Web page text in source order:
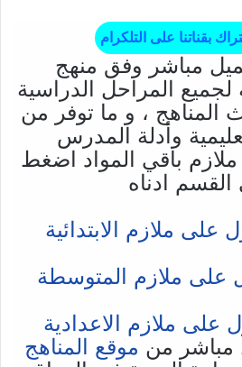
بقناتنا على التلكرام
مباشر وفق منهج
لجميع المراحل الدراسية
المناهج ، و ما توفر من
وأدلة المدرس
باقي المواد اضغط
ادناه
ملازم الابتدائية
على ملازم المتوسطة
ملازم الاعدادية
مباشر من موقع المناهج